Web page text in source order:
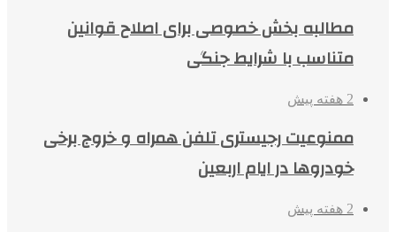
مطالبه بخش خصوصی برای اصلاح قوانین
متناسب با شرایط جنگی
2 هفته پیش
ممنوعیت رجیستری تلفن همراه و خروج برخی
خودروها در ایام اربعین
2 هفته پیش